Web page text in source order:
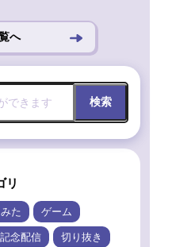
へ
検索
リ
た ゲーム
記念配信 切り抜き